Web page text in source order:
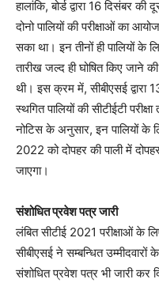
हालांकि, बोर्ड द्वारा 16 दिसंबर
दोनो पालियों की परीक्षाओं का
सका था। इन तीनों ही पालियों के
तारीख जल्द ही घोषित किए जाने की
थी। इस क्रम में, सीबीएसई
स्थगित पालियों की सीटीईटी
नोटिस के अनुसार, इन पालियों के
2022 को दोपहर की पाली में
जाएगा।
संशोधित प्रवेश पत्र जारी
लंबित सीटीई 2021 परीक्षाओं के
सीबीएसई ने सम्बन्धित उम्मीदवारों
संशोधित प्रवेश पत्र भी जारी कर